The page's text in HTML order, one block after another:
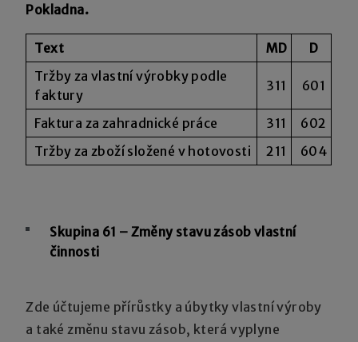
Pokladna.
Text MD
D
Tržby za vlastní výrobky podle
faktury
311 601
Faktura za zahradnické práce 311
602
Tržby za zboží složené v hotovosti
211 604
Skupina 61 – Změny stavu zásob vlastní
činnosti
Zde účtujeme přírůstky a úbytky vlastní výroby
a také změnu stavu zásob, která vyplyne